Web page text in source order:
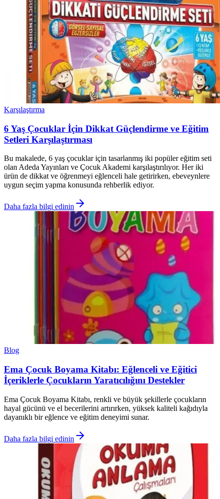
Karşılaştırma
6 Yaş Çocuklar İçin Dikkat Güçlendirme ve Eğitim
Setleri Karşılaştırması
Bu makalede, 6 yaş çocuklar için tasarlanmış iki popüler eğitim seti
olan Adeda Yayınları ve Çocuk Akademi karşılaştırılıyor. Her iki
ürün de dikkat ve öğrenmeyi eğlenceli hale getirirken, ebeveynlere
uygun seçim yapma konusunda rehberlik ediyor.
Daha fazla bilgi edinin
Blog
Ema Çocuk Boyama Kitabı: Eğlenceli ve Eğitici
İçeriklerle Çocukların Yaratıcılığını Destekler
Ema Çocuk Boyama Kitabı, renkli ve büyük şekillerle çocukların
hayal gücünü ve el becerilerini artırırken, yüksek kaliteli kağıdıyla
dayanıklı bir eğlence ve eğitim deneyimi sunar.
Daha fazla bilgi edinin